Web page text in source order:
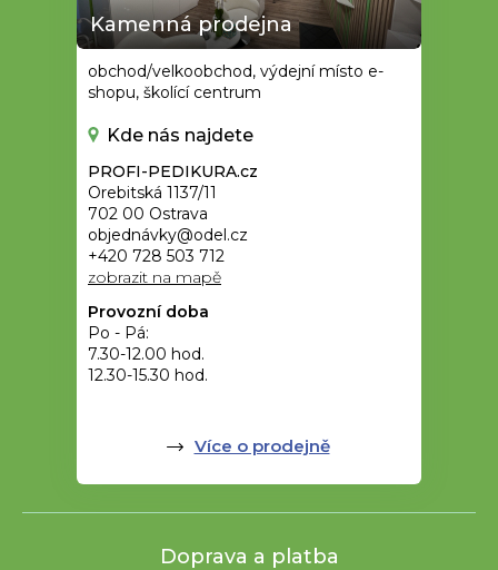
Kamenná prodejna
obchod/velkoobchod, výdejní místo e-
shopu, školící centrum
Kde nás najdete
PROFI-PEDIKURA.cz
Orebitská 1137/11
702 00 Ostrava
objednávky@odel.cz
+420 728 503 712
zobrazit na mapě
Provozní doba
Po - Pá:
7.30-12.00 hod.
12.30-15.30 hod.
Více o prodejně
Doprava a platba